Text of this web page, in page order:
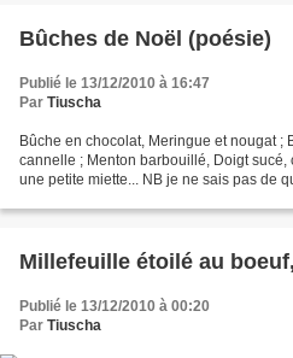
Bûches de Noël (poésie)
Publié le 13/12/2010 à 16:47
Par Tiuscha
Bûche en chocolat, Meringue et nougat ;
cannelle ; Menton barbouillé, Doigt sucé,
une petite miette... NB je ne sais pas de
Millefeuille étoilé au
Publié le 13/12/2010 à 00:20
Par Tiuscha